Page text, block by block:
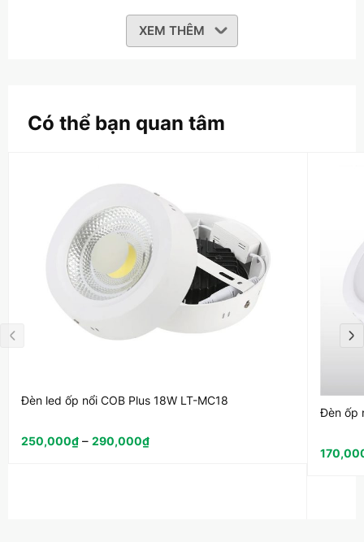
XEM THÊM
Có thể bạn quan tâm
Đèn led ốp nổi COB Plus 18W LT-MC18
250,000₫ – 290,000₫
Đèn ốp